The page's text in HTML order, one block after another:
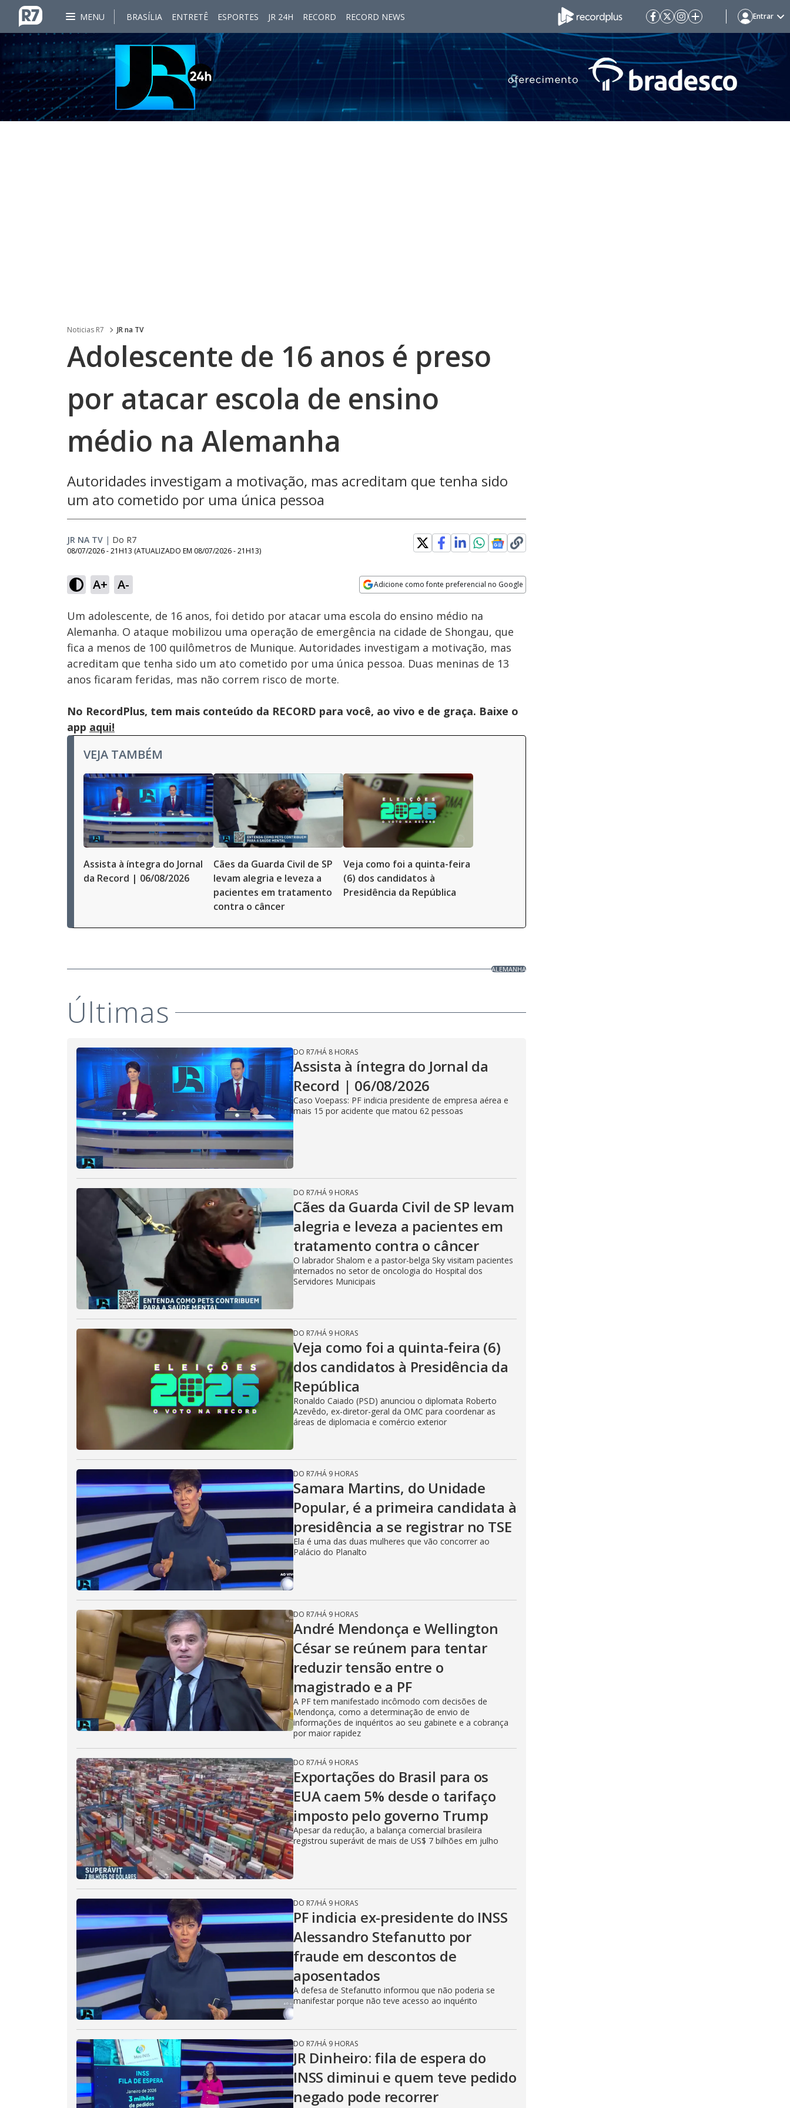
MENU BRASÍLIA ENTRETÊ ESPORTES JR 24H RECORD RECORD NEWS Entrar
Noticias R7 JR na TV
Adolescente de 16 anos é preso
por atacar escola de ensino
médio na Alemanha
Autoridades investigam a motivação, mas acreditam que tenha sido
um ato cometido por uma única pessoa
JR NA TV | Do R7
08/07/2026 - 21H13 (ATUALIZADO EM 08/07/2026 - 21H13)
A+ A- Adicione como fonte preferencial no Google
Ativar
Som
Velocidade
Um adolescente, de 16 anos, foi detido por atacar uma escola do ensino médio na
Alemanha. O ataque mobilizou uma operação de emergência na cidade de Shongau, que
fica a menos de 100 quilômetros de Munique. Autoridades investigam a motivação, mas
acreditam que tenha sido um ato cometido por uma única pessoa. Duas meninas de 13
anos ficaram feridas, mas não correm risco de morte.
No RecordPlus, tem mais conteúdo da RECORD para você, ao vivo e de graça. Baixe o
app aqui!
VEJA TAMBÉM
Assista à íntegra do Jornal
da Record | 06/08/2026
Cães da Guarda Civil de SP
levam alegria e leveza a
pacientes em tratamento
contra o câncer
Veja como foi a quinta-feira
(6) dos candidatos à
Presidência da República
ALEMANHA
Últimas
DO R7/HÁ 8 HORAS
Assista à íntegra do Jornal da
Record | 06/08/2026
Caso Voepass: PF indicia presidente de empresa aérea e
mais 15 por acidente que matou 62 pessoas
DO R7/HÁ 9 HORAS
Cães da Guarda Civil de SP levam
alegria e leveza a pacientes em
tratamento contra o câncer
O labrador Shalom e a pastor-belga Sky visitam pacientes
internados no setor de oncologia do Hospital dos
Servidores Municipais
DO R7/HÁ 9 HORAS
Veja como foi a quinta-feira (6)
dos candidatos à Presidência da
República
Ronaldo Caiado (PSD) anunciou o diplomata Roberto
Azevêdo, ex-diretor-geral da OMC para coordenar as
áreas de diplomacia e comércio exterior
DO R7/HÁ 9 HORAS
Samara Martins, do Unidade
Popular, é a primeira candidata à
presidência a se registrar no TSE
Ela é uma das duas mulheres que vão concorrer ao
Palácio do Planalto
DO R7/HÁ 9 HORAS
André Mendonça e Wellington
César se reúnem para tentar
reduzir tensão entre o
magistrado e a PF
A PF tem manifestado incômodo com decisões de
Mendonça, como a determinação de envio de
informações de inquéritos ao seu gabinete e a cobrança
por maior rapidez
DO R7/HÁ 9 HORAS
Exportações do Brasil para os
EUA caem 5% desde o tarifaço
imposto pelo governo Trump
Apesar da redução, a balança comercial brasileira
registrou superávit de mais de US$ 7 bilhões em julho
DO R7/HÁ 9 HORAS
PF indicia ex-presidente do INSS
Alessandro Stefanutto por
fraude em descontos de
aposentados
A defesa de Stefanutto informou que não poderia se
manifestar porque não teve acesso ao inquérito
DO R7/HÁ 9 HORAS
JR Dinheiro: fila de espera do
INSS diminui e quem teve pedido
negado pode recorrer